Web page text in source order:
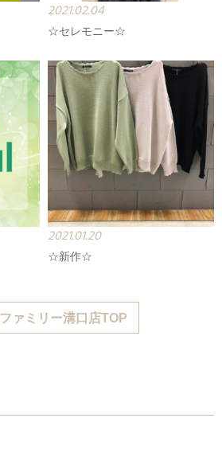
2021.02.04
☆セレモニー☆
2021.01.20
☆新作☆
ァミリー溝口店TOP